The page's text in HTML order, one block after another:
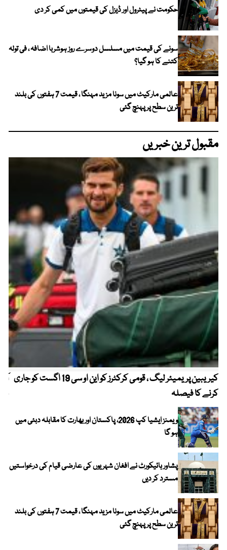
حکومت نے پیٹرول اور ڈیزل کی قیمتوں میں کمی کر دی
سونے کی قیمت میں مسلسل دوسرے روز ہوشربا اضافہ ، فی تولہ
کتنے کا ہو گیا؟
عالمی مارکیٹ میں سونا مزید مہنگا ، قیمت 7 ہفتوں کی بلند
ترین سطح پر پہنچ گئی
مقبول ترین خبریں
کیریبین پریمیئر لیگ ، قومی کرکٹرز کو این او سی 19 اگست کو جاری
کرنے کا فیصلہ
ویمنز ایشیا کپ 2026، پاکستان اور بھارت کا مقابلہ دبئی میں
ہو گا
پشاور ہائیکورٹ نے افغان شہریوں کی عارضی قیام کی درخواستیں
مسترد کر دیں
عالمی مارکیٹ میں سونا مزید مہنگا ، قیمت 7 ہفتوں کی بلند
ترین سطح پر پہنچ گئی